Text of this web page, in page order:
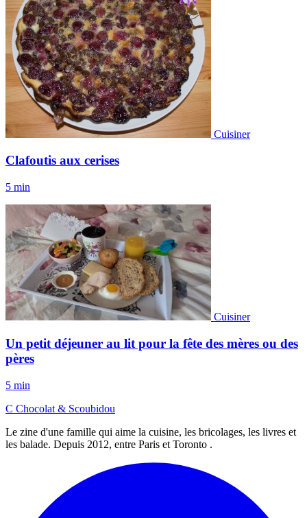
Cuisiner
Clafoutis aux cerises
5 min
Cuisiner
Un petit déjeuner au lit pour la fête des mères ou des
pères
5 min
C Chocolat & Scoubidou
Le zine d'une famille qui aime la cuisine, les bricolages, les livres et
les balade. Depuis 2012, entre Paris et Toronto .